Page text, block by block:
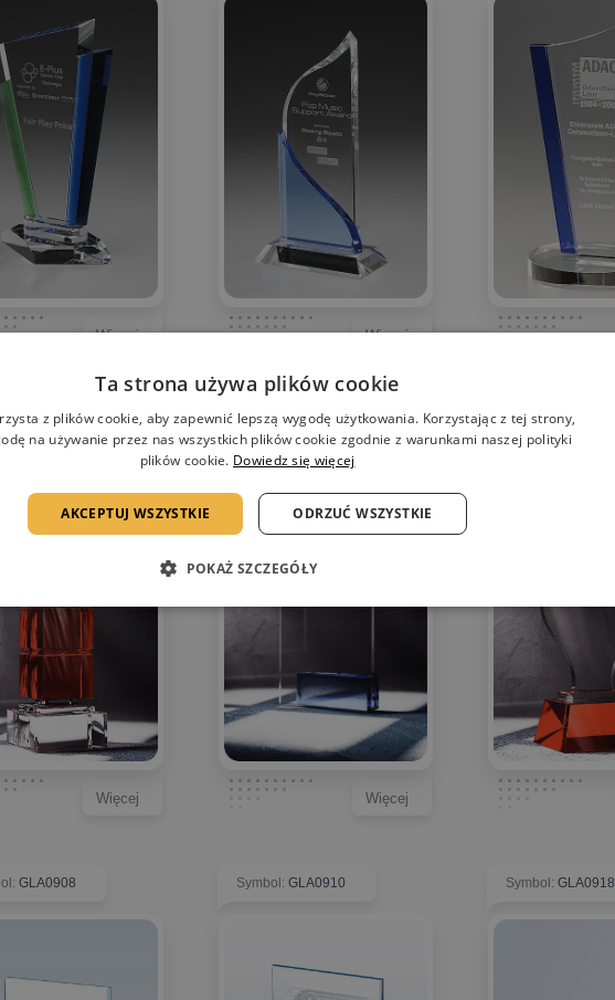
Więcej Więcej
: GLA0331
Więcej
Symbol : GLA0428
Więcej
Symbol: GLA0469
: GLA0908 Symbol : GLA0910 Symbol : GLA0918
Ta strona używa plików cookie
z plików cookie, aby zapewnić lepszą wygodę użytkowania. Korzystając z tej strony,
na używanie przez nas wszystkich plików cookie zgodnie z warunkami naszej polityki
plików cookie. Dowiedz się więcej
AKCEPTUJ WSZYSTKIE ODRZUĆ WSZYSTKIE
POKAŻ SZCZEGÓŁY